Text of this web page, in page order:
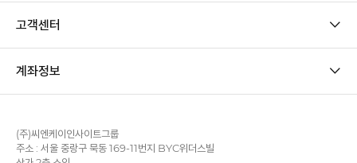
고객센터
계좌정보
(주)씨엔케이인사이트그룹
주소 : 서울 중랑구 묵동 169-11번지 BYC위더스빌